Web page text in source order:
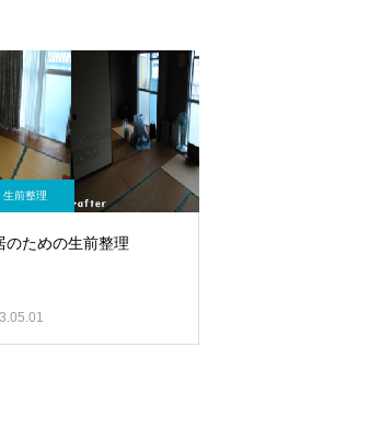
生前整理
のための生前整理